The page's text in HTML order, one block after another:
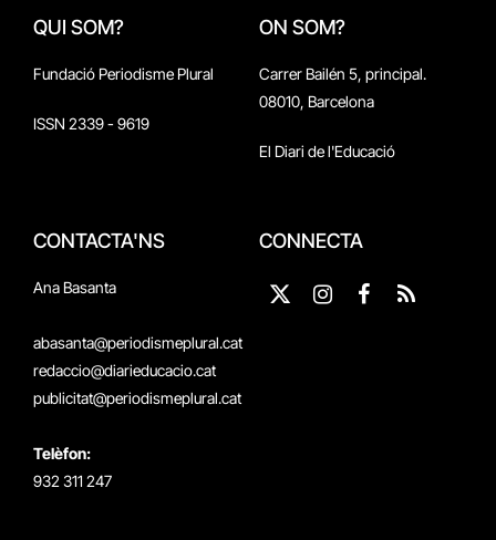
QUI SOM?
Fundació Periodisme Plural
ISSN 2339 - 9619
ON SOM?
Carrer Bailén 5, principal.
08010, Barcelona
El Diari de l'Educació
CONTACTA'NS
Ana Basanta
abasanta@periodismeplural.cat
redaccio@diarieducacio.cat
publicitat@periodismeplural.cat
Telèfon:
932 311 247
CONNECTA
X
Instagram
Facebook
RSS